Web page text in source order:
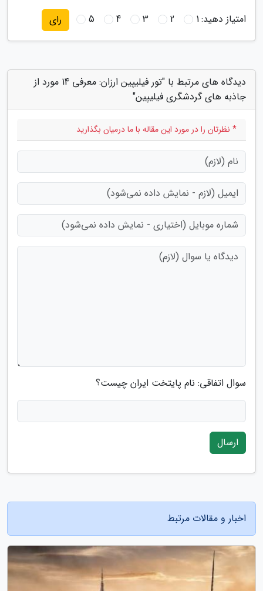
امتیاز دهید:1
2
3
4
5 رای
دیدگاه های مرتبط با "تور فیلیپین ارزان: معرفی 14 مورد از
جاذبه های گردشگری فیلیپین"
* نظرتان را در مورد این مقاله با ما درمیان بگذارید
سوال اتفاقی: نام پایتخت ایران چیست؟
ارسال
اخبار و مقالات مرتبط